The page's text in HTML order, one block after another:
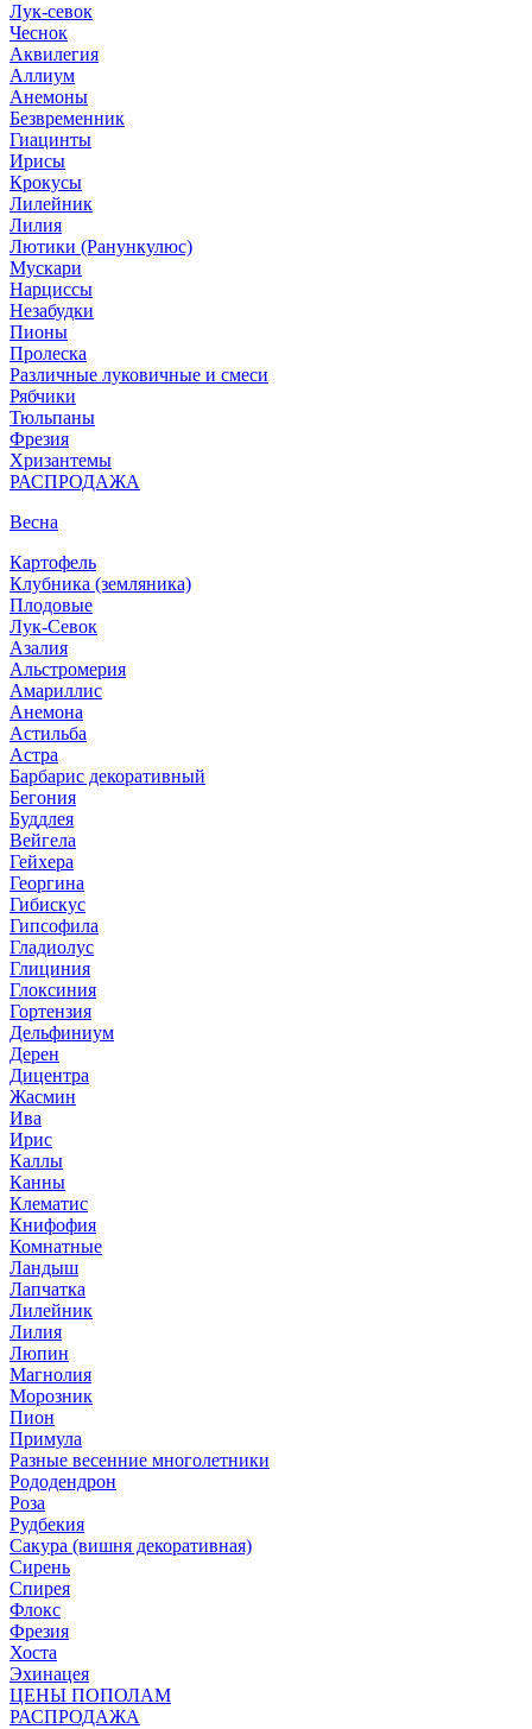
Лук-севок
Чеснок
Аквилегия
Аллиум
Анемоны
Безвременник
Гиацинты
Ирисы
Крокусы
Лилейник
Лилия
Лютики (Ранункулюс)
Мускари
Нарцисcы
Незабудки
Пионы
Пролеска
Различные луковичные и смеси
Рябчики
Тюльпаны
Фрезия
Хризантемы
РАСПРОДАЖА
Весна
Картофель
Клубника (земляника)
Плодовые
Лук-Севок
Азалия
Альстромерия
Амариллис
Анемона
Астильба
Астра
Барбарис декоративный
Бегония
Буддлея
Вейгела
Гейхера
Георгина
Гибискус
Гипсофила
Гладиолус
Глициния
Глоксиния
Гортензия
Дельфиниум
Дерен
Дицентра
Жасмин
Ива
Ирис
Каллы
Канны
Клематис
Книфофия
Комнатные
Ландыш
Лапчатка
Лилейник
Лилия
Люпин
Магнолия
Морозник
Пион
Примула
Разные весенние многолетники
Рододендрон
Роза
Рудбекия
Сакура (вишня декоративная)
Сирень
Спирея
Флокс
Фрезия
Хоста
Эхинацея
ЦЕНЫ ПОПОЛАМ
РАСПРОДАЖА